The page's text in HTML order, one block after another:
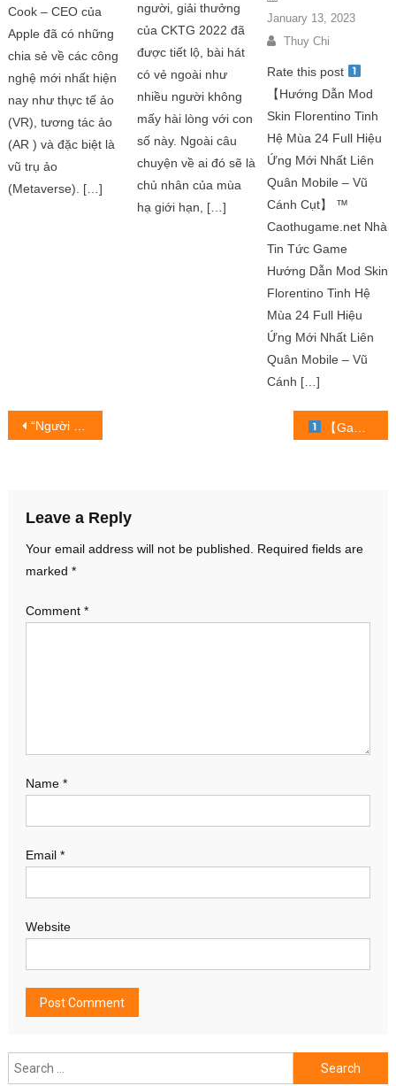
Cook – CEO của
Apple đã có những
chia sẻ về các công
nghệ mới nhất hiện
nay như thực tế ảo
(VR), tương tác ảo
(AR ) và đặc biệt là
vũ trụ ảo
(Metaverse). […]
người, giải thưởng
của CKTG 2022 đã
được tiết lộ, bài hát
có vẻ ngoài như
nhiều người không
mấy hài lòng với con
số này. Ngoài câu
chuyện về ai đó sẽ là
chủ nhân của mùa
hạ giới hạn, […]
January 13, 2023
Thuy Chi
Rate this post
【Hướng Dẫn Mod
Skin Florentino Tinh
Hệ Mùa 24 Full Hiệu
Ứng Mới Nhất Liên
Quân Mobile – Vũ
Cánh Cụt】 ™
Caothugame.net Nhà
Tin Tức Game
Hướng Dẫn Mod Skin
Florentino Tinh Hệ
Mùa 24 Full Hiệu
Ứng Mới Nhất Liên
Quân Mobile – Vũ
Cánh […]
Post
“Người âm phủ” gây nghiện người nghe từ những ca từ đầu tiên 【Gameplay Plants vs Zombie | Trò chơi Pc | Nỗi nhớ lagi yuk
Leave a Reply
Your email address will not be published.
Required fields are
marked *
Comment *
Name *
Email *
Website
Search